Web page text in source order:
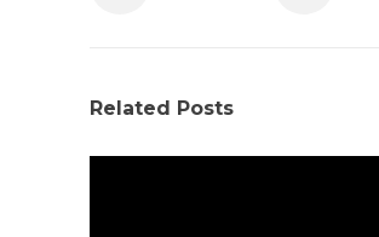
Related Posts